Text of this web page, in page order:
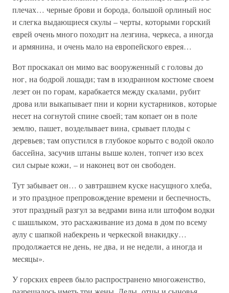
плечах… черные брови и борода‚ большой орлиный нос
и слегка выдающиеся скулы – черты‚ которыми горский
еврей очень много походит на лезгина‚ черкеса‚ а иногда
и армянина‚ и очень мало на европейского еврея…
Вот проскакал он мимо вас вооруженный с головы до
ног‚ на бодрой лошади; там в изодранном костюме своем
лезет он по горам‚ карабкается между скалами‚ рубит
дрова или выкапывает пни и корни кустарников‚ которые
несет на согнутой спине своей; там копает он в поле
землю‚ пашет‚ возделывает вина‚ срывает плоды с
деревьев; там опустился в глубокое корыто с водой около
бассейна‚ засучив штаны выше колен‚ топчет изо всех
сил сырые кожи‚ – и наконец вот он свободен.
Тут забывает он… о завтрашнем куске насущного хлеба‚
и это праздное препровождение времени и беспечность‚
этот праздный разгул за ведрами вина или штофом водки
с шашлыком‚ это расхаживание из дома в дом по всему
аулу с шапкой набекрень и черкеской внакидку…
продолжается не день‚ не два‚ и не недели‚ а иногда и
месяцы».
У горских евреев было распространено многоженство,